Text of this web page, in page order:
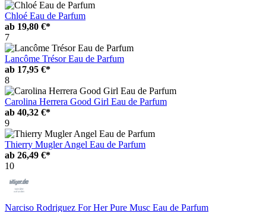
Chloé Eau de Parfum
ab 19,80 €*
7
Lancôme Trésor Eau de Parfum
ab 17,95 €*
8
Carolina Herrera Good Girl Eau de Parfum
ab 40,32 €*
9
Thierry Mugler Angel Eau de Parfum
ab 26,49 €*
10
Narciso Rodriguez For Her Pure Musc Eau de Parfum